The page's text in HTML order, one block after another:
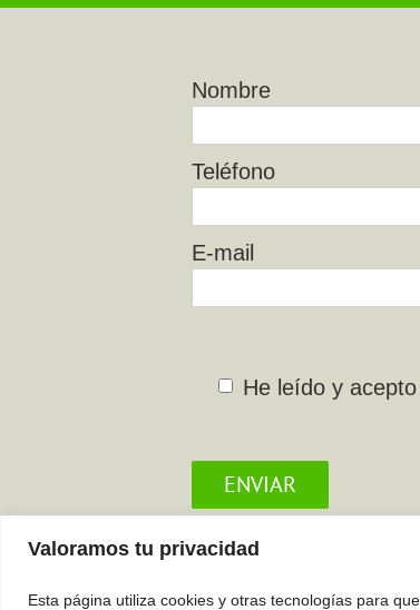
Valoramos tu privacidad
Esta página utiliza cookies y otras tecnologías para
Nombre
Teléfono
E-mail
He leído y acepto